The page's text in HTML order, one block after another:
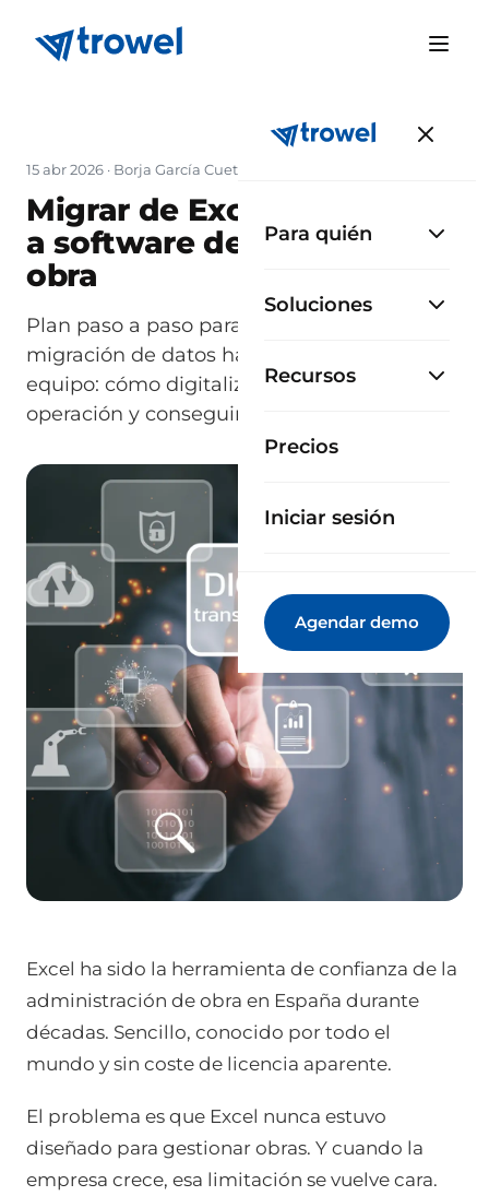
Para quién
Soluciones
Recursos
Precios
Iniciar sesión
Agendar demo
15 abr 2026 · Borja García Cueto
Migrar de Excel: transición
a software de gestión de
obra
Plan paso a paso para dejar Excel. Desde
migración de datos hasta adopción del
equipo: cómo digitalizar sin parar la
operación y conseguir ROI rápido.
Excel ha sido la herramienta de confianza de la
administración de obra en España durante
décadas. Sencillo, conocido por todo el
mundo y sin coste de licencia aparente.
El problema es que Excel nunca estuvo
diseñado para gestionar obras. Y cuando la
empresa crece, esa limitación se vuelve cara.